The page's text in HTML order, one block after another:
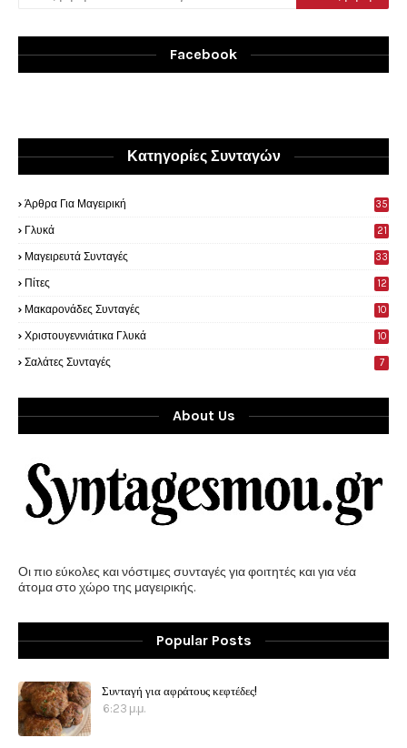
Facebook
Κατηγορίες Συνταγών
Άρθρα Για Μαγειρική
35
Γλυκά
21
Μαγειρευτά Συνταγές 33
Πίτες 12
Μακαρονάδες Συνταγές 10
Χριστουγεννιάτικα Γλυκά 10
Σαλάτες Συνταγές 7
About Us
Οι πιο εύκολες και νόστιμες συνταγές για φοιτητές και για νέα
άτομα στο χώρο της μαγειρικής.
Popular Posts
Συνταγή για αφράτους κεφτέδες!
6:23 μ.μ.